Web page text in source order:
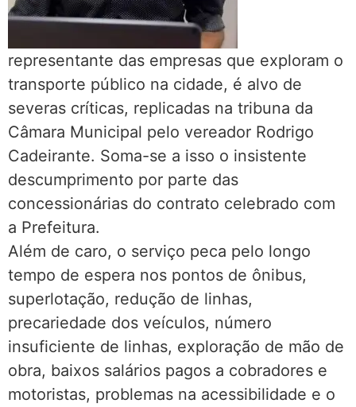
representante das empresas que exploram o
transporte público na cidade, é alvo de
severas críticas, replicadas na tribuna da
Câmara Municipal pelo vereador Rodrigo
Cadeirante. Soma-se a isso o insistente
descumprimento por parte das
concessionárias do contrato celebrado com
a Prefeitura.
Além de caro, o serviço peca pelo longo
tempo de espera nos pontos de ônibus,
superlotação, redução de linhas,
precariedade dos veículos, número
insuficiente de linhas, exploração de mão de
obra, baixos salários pagos a cobradores e
motoristas, problemas na acessibilidade e o